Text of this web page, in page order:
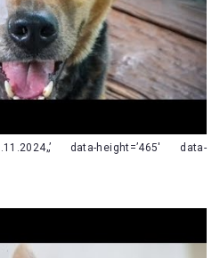
data-height=’465′ data-